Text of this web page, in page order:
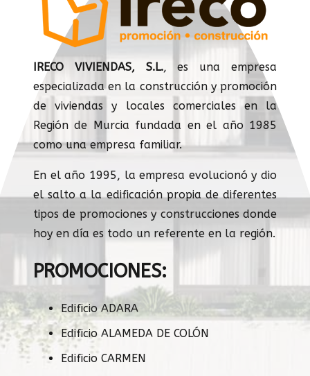
IRECO VIVIENDAS, S.L., es una empresa
especializada en la construcción y promoción
de viviendas y locales comerciales en la
Región de Murcia fundada en el año 1985
como una empresa familiar.
En el año 1995, la empresa evolucionó y dio
el salto a la edificación propia de diferentes
tipos de promociones y construcciones donde
hoy en día es todo un referente en la región.
PROMOCIONES:
Edificio ADARA
Edificio ALAMEDA DE COLÓN
Edificio CARMEN